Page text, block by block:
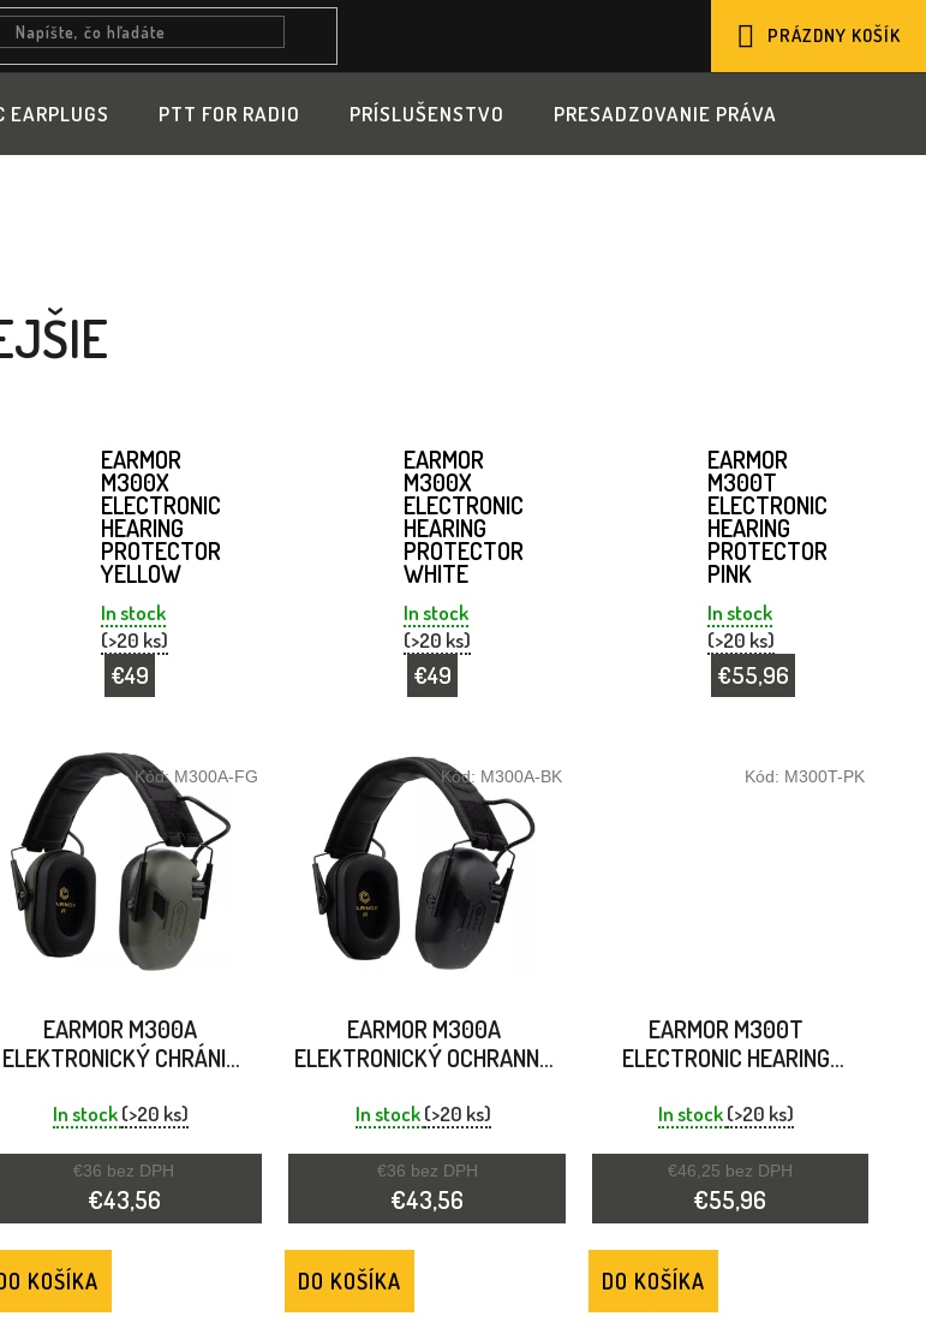
KOŠÍK
PRÁZDNY KOŠÍK
EARPLUGS PTT FOR RADIO PRÍSLUŠENSTVO PRESADZOVANIE PRÁVA
EARMOR
M300X
ELECTRONIC
HEARING
PROTECTOR
YELLOW
In stock
(>20 ks)
€49
EARMOR
M300X
ELECTRONIC
HEARING
PROTECTOR
WHITE
In stock
(>20 ks)
€49
EARMOR
M300T
ELECTRONIC
HEARING
PROTECTOR
PINK
In stock
(>20 ks)
€55,96
EARMOR M300A
ELEKTRONICKÝ CHRÁNIČ
In stock(>20 ks)
€36 bez DPH
€43,56
KOŠÍKA
Kód: M300A-FG
EARMOR M300A
ELEKTRONICKÝ OCHRANNÝ
In stock(>20 ks)
€36 bez DPH
€43,56
DO KOŠÍKA
Kód: M300A-BK
EARMOR M300T
ELECTRONIC HEARING
In stock(>20 ks)
€46,25 bez DPH
€55,96
DO KOŠÍKA
Kód: M300T-PK